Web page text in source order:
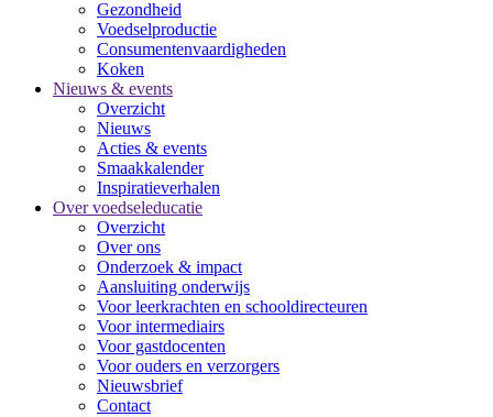
Gezondheid
Voedselproductie
Consumentenvaardigheden
Koken
Nieuws & events
Overzicht
Nieuws
Acties & events
Smaakkalender
Inspiratieverhalen
Over voedseleducatie
Overzicht
Over ons
Onderzoek & impact
Aansluiting onderwijs
Voor leerkrachten en schooldirecteuren
Voor intermediairs
Voor gastdocenten
Voor ouders en verzorgers
Nieuwsbrief
Contact